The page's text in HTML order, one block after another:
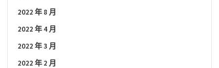
2022 年 8 月
2022 年 4 月
2022 年 3 月
2022 年 2 月